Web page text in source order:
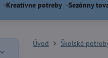
Kreatívne potreby Sezónny
Úvod Školské